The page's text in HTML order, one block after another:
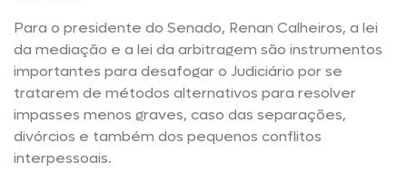
Para o presidente do Senado, Renan Calheiros, a lei
da mediação e a lei da arbitragem são instrumentos
importantes para desafogar o Judiciário por se
tratarem de métodos alternativos para resolver
impasses menos graves, caso das separações,
divórcios e também dos pequenos conflitos
interpessoais.